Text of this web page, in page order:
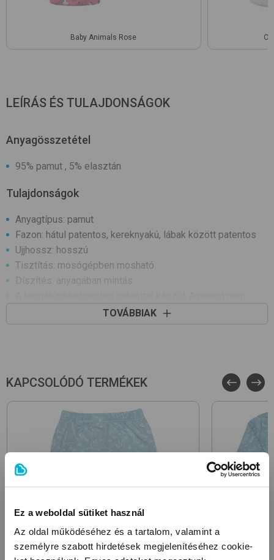
Ez a weboldal sütiket használ
Az oldal működéséhez és a tartalom, valamint a
személyre szabott hirdetések megjelenítéséhez cookie-
Baby Animals Rose
LEÍRÁS ÉS TULAJDONSÁGOK
Anyagösszetétel
95% pamut , 5% elasztán
Tulajdonságok
Anyagtípus: pamut
Fazon: hátul patentos, kereknyakú, lábak között patentos
Ujjhossz: hosszú
Tisztítás: mosógépben mosható
Díszítés: anyagában mintás
tartalmaz nikkelt, ezért nem vált ki allergiás reakciót az
erre érzékeny babáknál
TOVÁBBIAK
KAPCSOLÓDÓ TERMÉKEK